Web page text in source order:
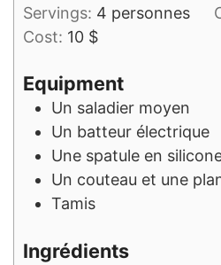
Servings: 4 personnes
Cost: 10 $
Equipment
Un saladier moyen
Un batteur électrique
Une spatule en
Un couteau et une
Tamis
Ingrédients